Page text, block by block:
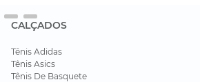
CALÇADOS
Tênis Adidas
Tênis Asics
Tênis De Basquete